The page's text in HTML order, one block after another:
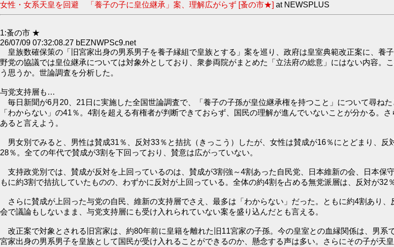
女性・女系天皇を回避 「養子の子に皇位継承」案、理解広がらず [蚤の市★] at NEWSPLUS
1:蚤の市 ★
26/07/09 07:32:08.27 bEZNWPSc9.net
皇族数確保策の「旧宮家出身の男系男子を養子縁組で皇族とする」案を巡り、政府は皇室典範改正案に、養
野党の協議では皇位継承については対象外としており、衆参両院がまとめた「立法府の総意」にはない内容
う思うか。世論調査を分析した。
与党支持層も…
毎日新聞が6月20、21日に実施した全国世論調査で、「養子の子孫が皇位継承権を持つこと」について尋ね
「わからない」の41％。4割を超える有権者が判断できておらず、国民の理解が進んでいないことが分かる。
あると言えよう。
男女別でみると、男性は賛成31％、反対33％と拮抗（きっこう）したが、女性は賛成が16％にとどまり、
28％。全ての年代で賛成が3割を下回っており、賛意は広がっていない。
支持政党別では、賛成が反対を上回っているのは、賛成が3割強～4割あった自民党、日本維新の会、日本保
もに約3割で拮抗していたものの、わずかに反対が上回っている。全体の約4割を占める無党派層は、反対が32
さらに賛成が上回った与党の自民、維新の支持層でさえ、最多は「わからない」だった。ともに約4割あり
会で議論もしないまま、与党支持層にも受け入れられていない案を盛り込んだとも言える。
改正案で対象とされる旧宮家は、約80年前に皇籍を離れた旧11宮家の子孫。今の皇室との血縁関係は、男系
宮家出身の男系男子を皇族として国民が受け入れることができるのか、懸念する声は多い。さらにその子が天